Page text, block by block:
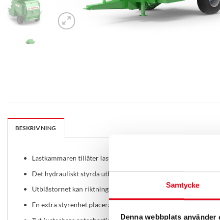
Samtycke
Denna webbplats använder
BESKRIVNING
Lastkammaren tillåter lastning av en halmbal med en
Det hydrauliskt styrda utblåstornet låter dig rikta det rivna
Utblåstornet kan riktningsjusteras 300 grader, så man kan
En extra styrenhet placerad på baksidan av maskinen gör att